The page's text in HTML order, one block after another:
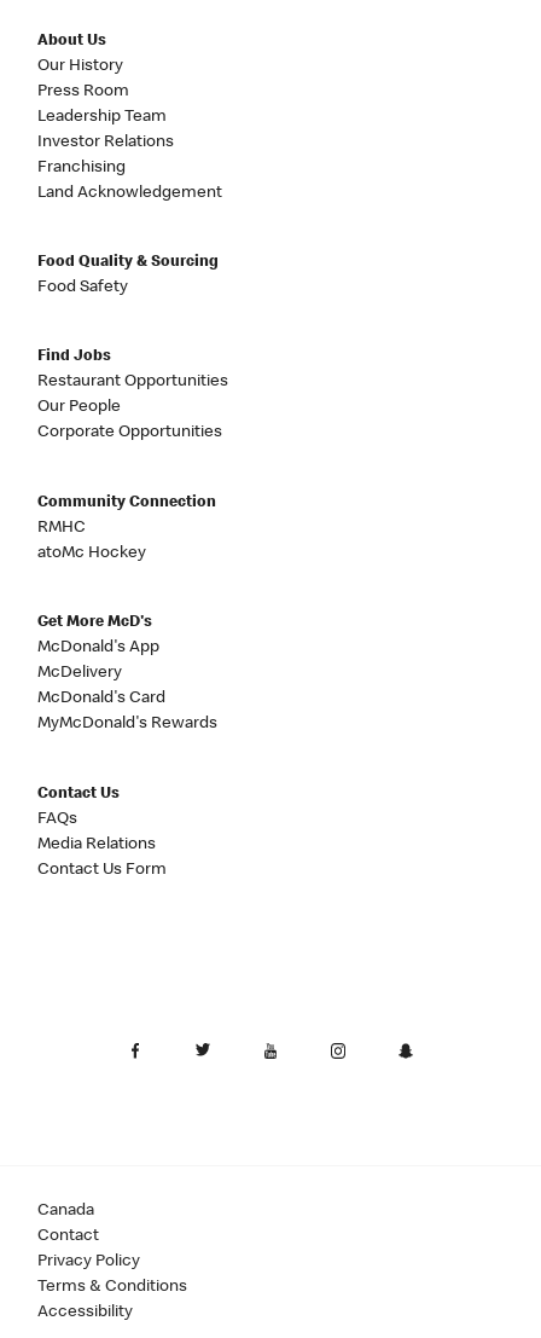
About Us
Our History
Press Room
Leadership Team
Investor Relations
Franchising
Land Acknowledgement
Food Quality & Sourcing
Food Safety
Find Jobs
Restaurant Opportunities
Our People
Corporate Opportunities
Community Connection
RMHC
atoMc Hockey
Get More McD's
McDonald's App
McDelivery
McDonald's Card
MyMcDonald's Rewards
Contact Us
FAQs
Media Relations
Contact Us Form
Canada
Contact
Privacy Policy
Terms & Conditions
Accessibility